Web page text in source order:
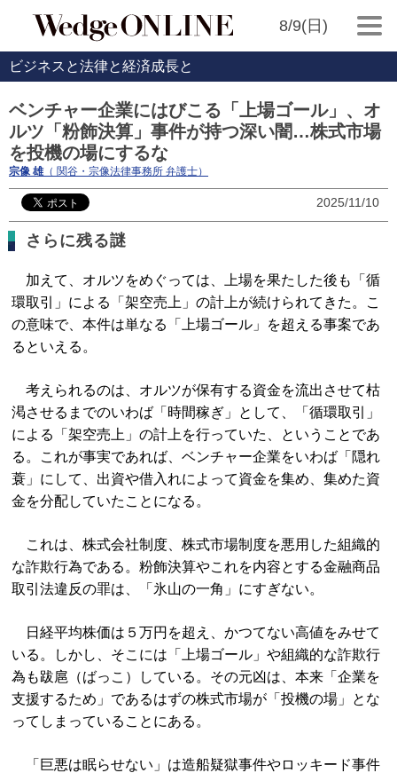
8/9(日)
ビジネスと法律と経済成長と
ベンチャー企業にはびこる「上場ゴール」、オ
ルツ「粉飾決算」事件が持つ深い闇…株式市場
を投機の場にするな
宗像 雄（ 関谷・宗像法律事務所 弁護士）
2025/11/10
さらに残る謎
加えて、オルツをめぐっては、上場を果たした後も「循
環取引」による「架空売上」の計上が続けられてきた。こ
の意味で、本件は単なる「上場ゴール」を超える事案であ
るといえる。
考えられるのは、オルツが保有する資金を流出させて枯
渇させるまでのいわば「時間稼ぎ」として、「循環取引」
による「架空売上」の計上を行っていた、ということであ
る。これが事実であれば、ベンチャー企業をいわば「隠れ
蓑」にして、出資や借入れによって資金を集め、集めた資
金を分配していたことになる。
これは、株式会社制度、株式市場制度を悪用した組織的
な詐欺行為である。粉飾決算やこれを内容とする金融商品
取引法違反の罪は、「氷山の一角」にすぎない。
日経平均株価は５万円を超え、かつてない高値をみせて
いる。しかし、そこには「上場ゴール」や組織的な詐欺行
為も跋扈（ばっこ）している。その元凶は、本来「企業を
支援するため」であるはずの株式市場が「投機の場」とな
ってしまっていることにある。
「巨悪は眠らせない」は造船疑獄事件やロッキード事件